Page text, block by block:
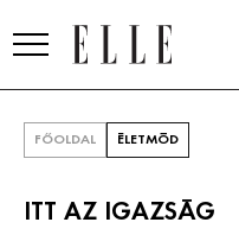
FŐOLDAL ÉLETMÓD
ITT AZ IGAZSÁG